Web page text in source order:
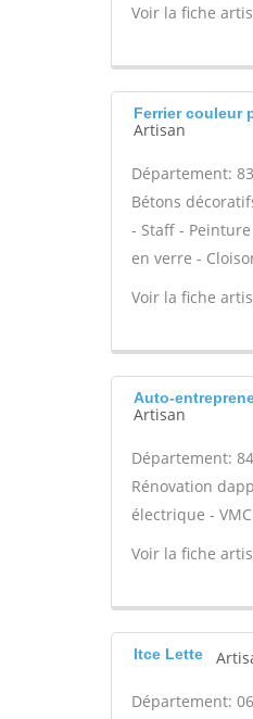
Voir la fiche
Ferrier couleur
Artisan
Département: 83
Bétons
- Staff -
en verre -
Voir la fiche
Auto-
Artisan
Département: 84
Rénovation
électrique -
Voir la fiche
Itce Lette
Département: 06